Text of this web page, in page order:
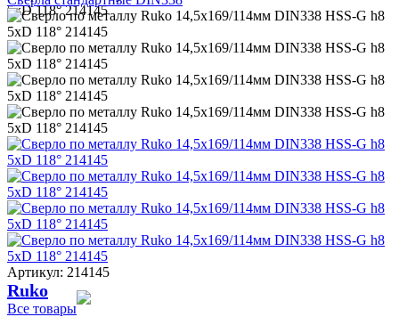
5xD 118° 214145
Артикул: 214145
Ruko
Все товары